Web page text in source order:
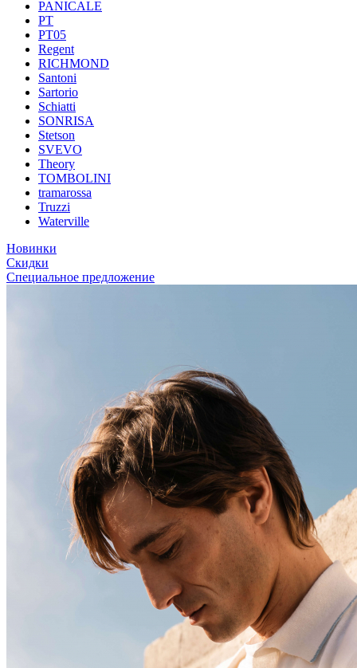
PANICALE
PT
PT05
Regent
RICHMOND
Santoni
Sartorio
Schiatti
SONRISA
Stetson
SVEVO
Theory
TOMBOLINI
tramarossa
Truzzi
Waterville
Новинки
Скидки
Специальное предложение